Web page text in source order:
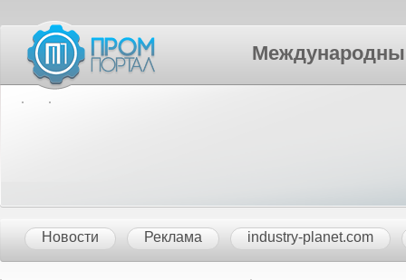
Международный
Новости Реклама industry-planet.com